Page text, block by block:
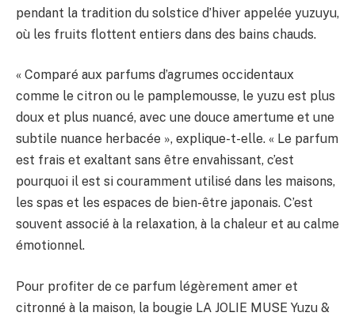
pendant la tradition du solstice d’hiver appelée yuzuyu,
où les fruits flottent entiers dans des bains chauds.
« Comparé aux parfums d’agrumes occidentaux
comme le citron ou le pamplemousse, le yuzu est plus
doux et plus nuancé, avec une douce amertume et une
subtile nuance herbacée », explique-t-elle. « Le parfum
est frais et exaltant sans être envahissant, c’est
pourquoi il est si couramment utilisé dans les maisons,
les spas et les espaces de bien-être japonais. C’est
souvent associé à la relaxation, à la chaleur et au calme
émotionnel.
Pour profiter de ce parfum légèrement amer et
citronné à la maison, la bougie LA JOLIE MUSE Yuzu &